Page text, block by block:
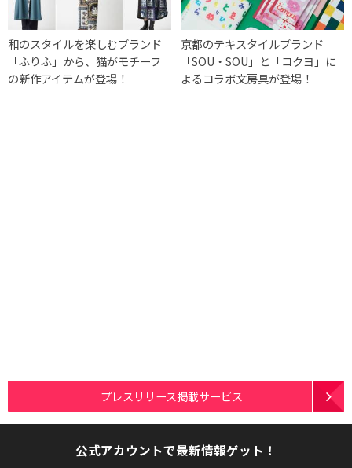
和のスタイルを楽しむブランド
「ふりふ」から、猫がモチーフ
の新作アイテムが登場！
京都のテキスタイルブランド
「SOU・SOU」と「コクヨ」に
よるコラボ文房具が登場！
プレスリリース掲載サービス
公式アカウントで最新情報ゲット！